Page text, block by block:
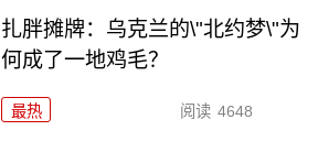
扎胖摊牌：乌克兰的\"北约梦\"为
何成了一地鸡毛？
最热 阅读 4648